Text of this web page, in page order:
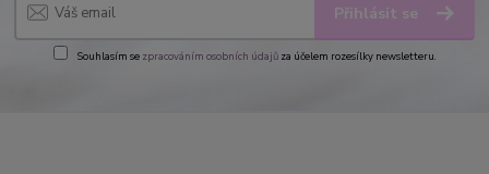
Přihlásit se
Souhlasím se zpracováním osobních údajůza účelem rozesílky newsletteru.